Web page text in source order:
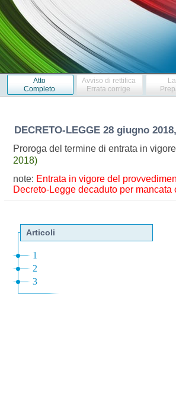
Atto
Completo
Avviso di rettifica
Errata corrige
DECRETO-LEGGE 28 giugno
Proroga del termine di entrata in
2018)
note: Entrata in vigore del
Decreto-Legge decaduto per mancata